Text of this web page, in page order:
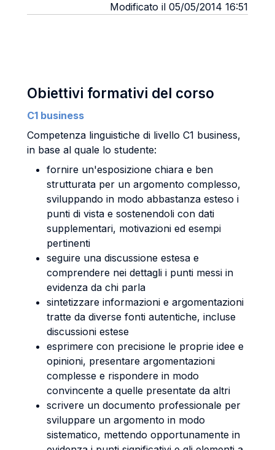
Modificato il 05/05/2014 16:51
Obiettivi formativi del corso
C1 business
Competenza linguistiche di livello C1 business,
in base al quale lo studente:
fornire un'esposizione chiara e ben
strutturata per un argomento complesso,
sviluppando in modo abbastanza esteso i
punti di vista e sostenendoli con dati
supplementari, motivazioni ed esempi
pertinenti
seguire una discussione estesa e
comprendere nei dettagli i punti messi in
evidenza da chi parla
sintetizzare informazioni e argomentazioni
tratte da diverse fonti autentiche, incluse
discussioni estese
esprimere con precisione le proprie idee e
opinioni, presentare argomentazioni
complesse e rispondere in modo
convincente a quelle presentate da altri
scrivere un documento professionale per
sviluppare un argomento in modo
sistematico, mettendo opportunamente in